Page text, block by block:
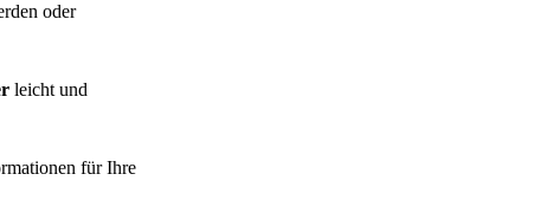
oder
leicht und
für Ihre